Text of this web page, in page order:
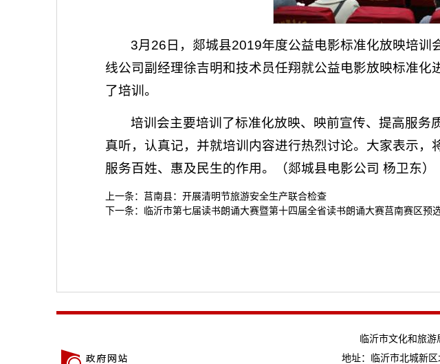
3月26日，郯城县2019年度公益电影标准化放映培
线公司副经理徐吉明和技术员任翔就公益电影放映标准
了培训。
培训会主要培训了标准化放映、映前宣传、提高服务
真听，认真记，并就培训内容进行热烈讨论。大家表示
服务百姓、惠及民生的作用。（郯城县电影公司 杨卫东）
上一条： 莒南县：开展清明节旅游安全生产联合检查
下一条： 临沂市第七届读书朗诵大赛暨第十四届全省读书朗诵大赛莒南赛区预
临沂市文化和旅
地址：临沂市北城新